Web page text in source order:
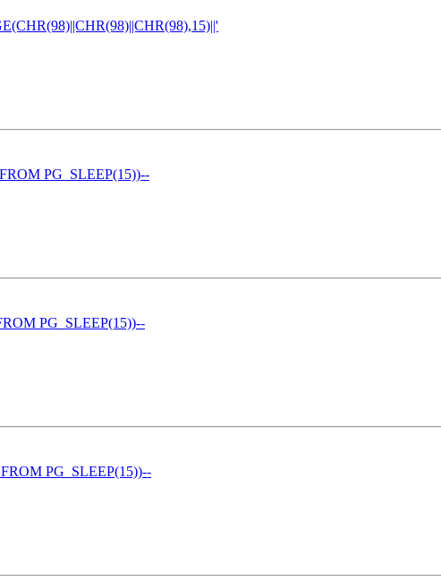
PG_SLEEP(15))--
PG_SLEEP(15))--
PG_SLEEP(15))--